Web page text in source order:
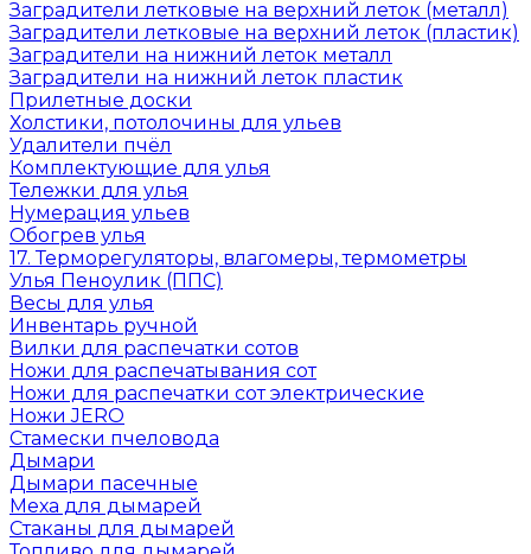
Заградители летковые на верхний леток (металл)
Заградители летковые на верхний леток (пластик)
Заградители на нижний леток металл
Заградители на нижний леток пластик
Прилетные доски
Холстики, потолочины для ульев
Удалители пчёл
Комплектующие для улья
Тележки для улья
Нумерация ульев
Обогрев улья
17. Терморегуляторы, влагомеры, термометры
Улья Пеноулик (ППС)
Весы для улья
Инвентарь ручной
Вилки для распечатки сотов
Ножи для распечатывания сот
Ножи для распечатки сот электрические
Ножи JERO
Стамески пчеловода
Дымари
Дымари пасечные
Меха для дымарей
Стаканы для дымарей